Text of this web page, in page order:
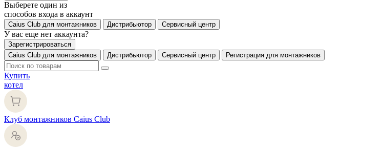
Выберете один из
способов входа в аккаунт
Caius Club для монтажников Дистрибьютор Сервисный центр
У вас еще нет аккаунта?
Зарегистрироваться
Caius Club для монтажников
Дистрибьютор Сервисный центр Регистрация для монтажников
Купить
котел
Клуб монтажников Caius Club